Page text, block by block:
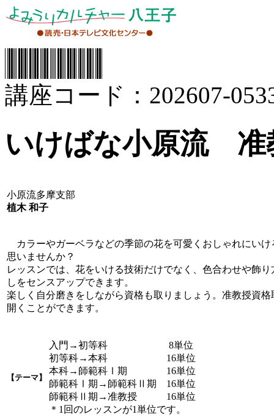
講座コード：202607-
いけばな小原流 准
小原流多摩支部
植木 和子
カラーやガーベラなどの季節の花を可愛くおしゃれにいけ
思いませんか？
レッスンでは、花をいける技術だけでなく、色合わせや飾
しをセンスアップできます。
楽しく自分磨きをしながら資格も取りましょう。准教授資
開くことができます。
【テーマ】
入門→初等科 8単位
初等科→本科 16単位
本科→師範科Ⅰ期 16単位
師範科Ⅰ期→師範科Ⅱ期 16単位
師範科Ⅱ期→准教授 16単位
＊1回のレッスンが1単位です。